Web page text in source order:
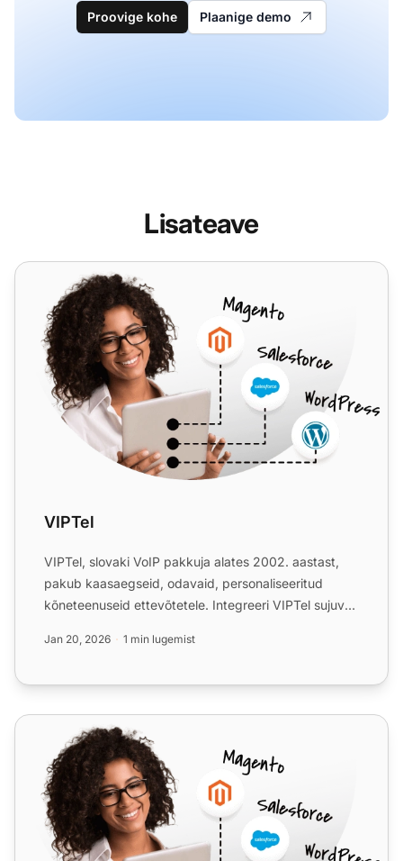
Proovige kohe Plaanige demo
Lisateave
VIPTel
VIPTel
VIPTel, slovaki VoIP pakkuja alates 2002. aastast,
pakub kaasaegseid, odavaid, personaliseeritud
kõneteenuseid ettevõtetele. Integreeri VIPTel sujuvalt
Jan 20, 2026 1 min lugemist
Netelip